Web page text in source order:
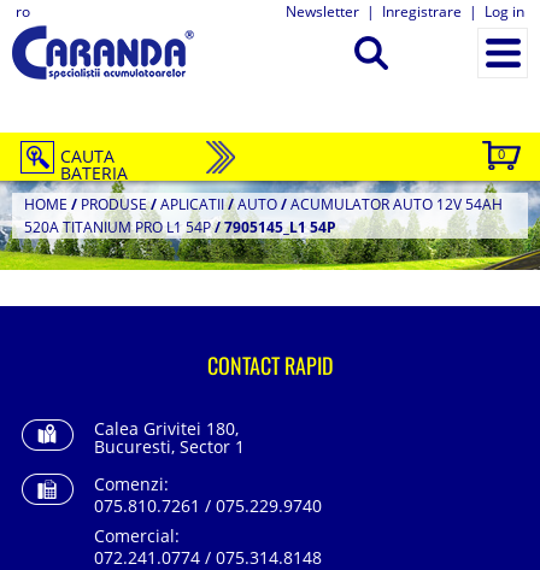
ro Newsletter | Inregistrare | Log in
0
CAUTA
BATERIA
HOME / PRODUSE/APLICATII/AUTO/ACUMULATOR AUTO 12V 54AH
520A TITANIUM PRO L1 54P/7905145_L1 54P
CONTACT RAPID
Calea Grivitei 180,
Bucuresti, Sector 1
Comenzi:
075.810.7261 / 075.229.9740
Comercial:
072.241.0774 / 075.314.8148